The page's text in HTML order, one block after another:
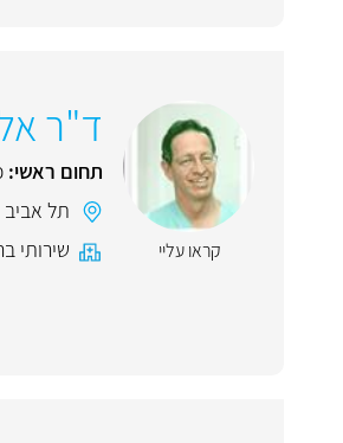
קראו עליי
ד"ר
תחום ראשי:
תל אביב
שירותי